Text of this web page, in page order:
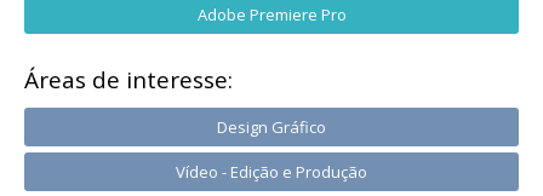
Adobe Premiere Pro
Áreas de interesse:
Design Gráfico
Vídeo - Edição e Produção